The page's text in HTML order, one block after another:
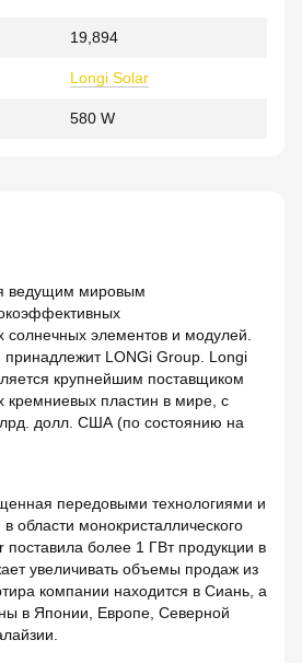
19,894
Longi Solar
580 W
ведущим мировым
солнечных элементов и модулей.
LONGi Group. Longi
крупнейшим поставщиком
кремниевых пластин в мире, с
долл. США (по состоянию на
передовыми технологиями и
области монокристаллического
поставила более 1 ГВт продукции в
увеличивать объемы продаж из
компании находится в Сиань, а
в Японии, Европе, Северной